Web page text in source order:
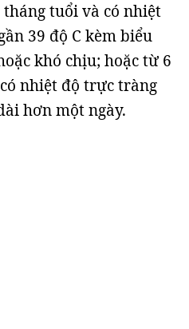
tuổi và có nhiệt
39 độ C kèm biểu
khó chịu; hoặc từ 6
nhiệt độ trực tràng
hơn một ngày.